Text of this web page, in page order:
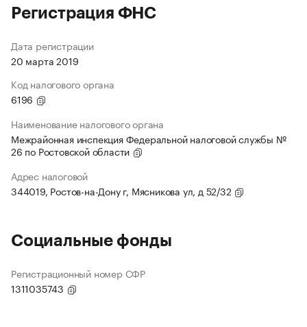
Регистрация ФНС
Дата регистрации
20 марта 2019
Код налогового органа
6196
Наименование налогового органа
Межрайонная инспекция Федеральной налоговой службы №
26 по Ростовской области
Адрес налоговой
344019, Ростов-на-Дону г, Мясникова ул, д 52/32
Социальные фонды
Регистрационный номер СФР
1311035743